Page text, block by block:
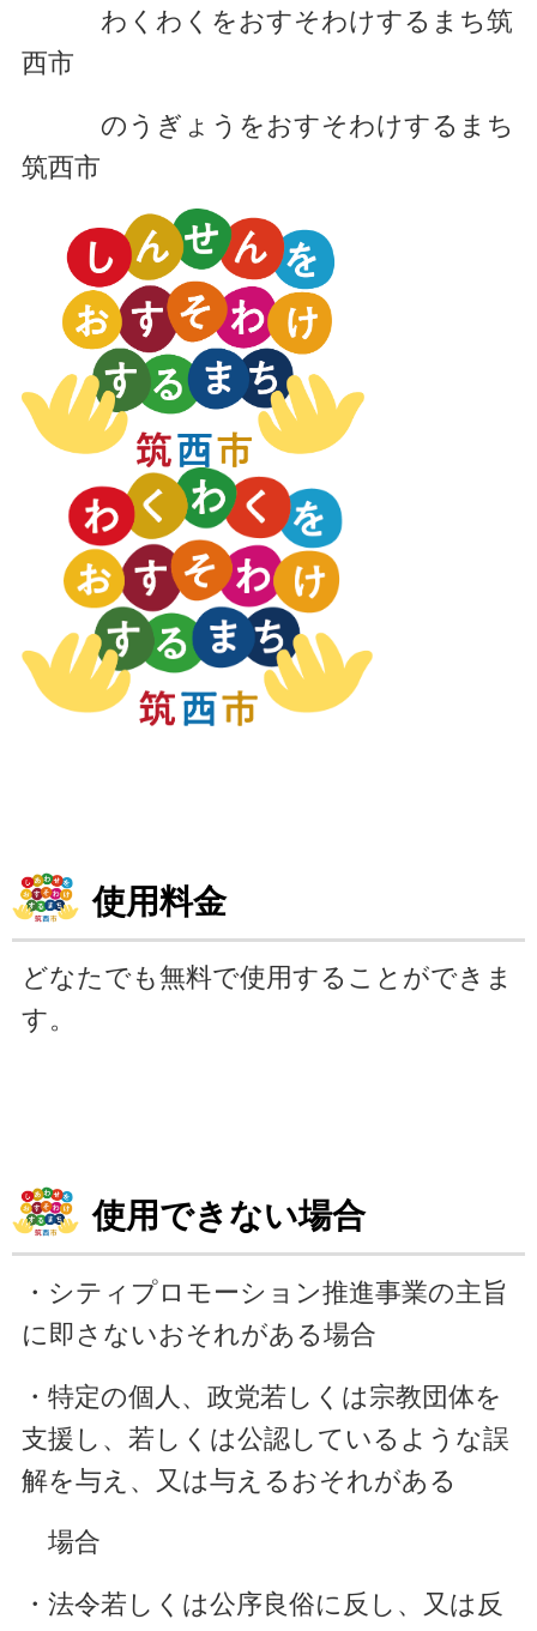
わくわくをおすそわけするまち筑
西市
のうぎょうをおすそわけするまち
筑西市
使用料金
どなたでも無料で使用することができま
す。
使用できない場合
・シティプロモーション推進事業の主旨
に即さないおそれがある場合
・特定の個人、政党若しくは宗教団体を
支援し、若しくは公認しているような誤
解を与え、
又は与えるおそれがある
場合
・法令若しくは公序良俗に反し、又は反